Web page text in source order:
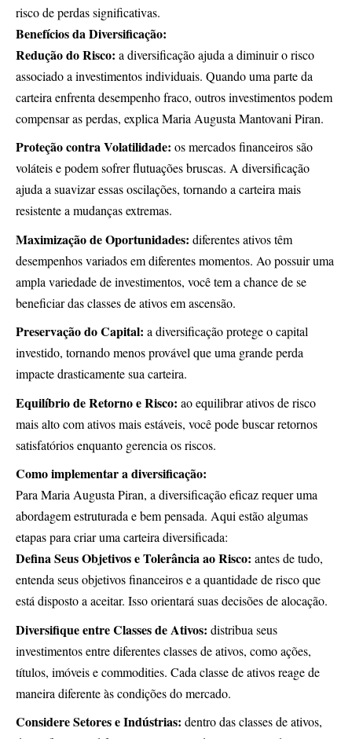
risco de perdas significativas.
Benefícios da Diversificação:
Redução do Risco: a diversificação ajuda a diminuir o risco
associado a investimentos individuais. Quando uma parte da
carteira enfrenta desempenho fraco, outros investimentos podem
compensar as perdas, explica Maria Augusta Mantovani Piran.
Proteção contra Volatilidade: os mercados financeiros são
voláteis e podem sofrer flutuações bruscas. A diversificação
ajuda a suavizar essas oscilações, tornando a carteira mais
resistente a mudanças extremas.
Maximização de Oportunidades: diferentes ativos têm
desempenhos variados em diferentes momentos. Ao possuir uma
ampla variedade de investimentos, você tem a chance de se
beneficiar das classes de ativos em ascensão.
Preservação do Capital: a diversificação protege o capital
investido, tornando menos provável que uma grande perda
impacte drasticamente sua carteira.
Equilíbrio de Retorno e Risco: ao equilibrar ativos de risco
mais alto com ativos mais estáveis, você pode buscar retornos
satisfatórios enquanto gerencia os riscos.
Como implementar a diversificação:
Para Maria Augusta Piran, a diversificação eficaz requer uma
abordagem estruturada e bem pensada. Aqui estão algumas
etapas para criar uma carteira diversificada:
Defina Seus Objetivos e Tolerância ao Risco: antes de tudo,
entenda seus objetivos financeiros e a quantidade de risco que
está disposto a aceitar. Isso orientará suas decisões de alocação.
Diversifique entre Classes de Ativos: distribua seus
investimentos entre diferentes classes de ativos, como ações,
títulos, imóveis e commodities. Cada classe de ativos reage de
maneira diferente às condições do mercado.
Considere Setores e Indústrias: dentro das classes de ativos,